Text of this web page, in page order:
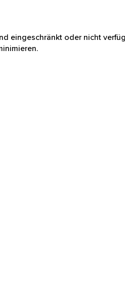
eingeschränkt oder nicht